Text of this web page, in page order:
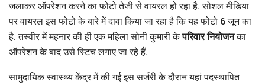
जलाकर ऑपरेशन करने का फोटो तेजी से वायरल हो रहा है. सोशल मीडिया
पर वायरल इस फोटो के बारे में दावा किया जा रहा है कि यह फोटो 6 जून का
है. तस्वीर में महनार की ही एक महिला सोनी कुमारी केपरिवार नियोजनका
ऑपरेशन के बाद उसे स्टिच लगाए जा रहे हैं.
सामुदायिक स्वास्थ्य केंद्र में की गई इस सर्जरी के दौरान यहां पदस्थापित